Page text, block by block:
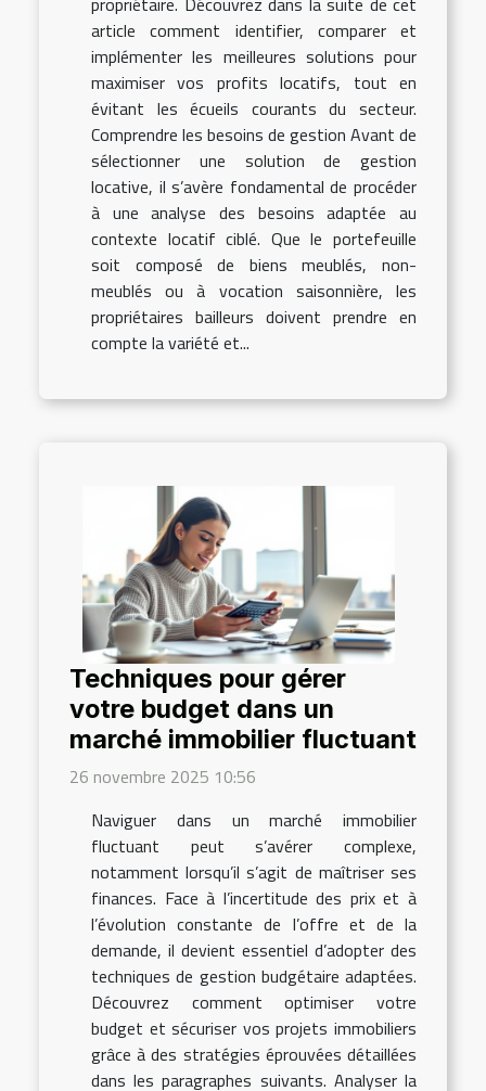
article comment identifier, comparer et
implémenter les meilleures solutions pour
maximiser vos profits locatifs, tout en
évitant les écueils courants du secteur.
Comprendre les besoins de gestion Avant de
sélectionner une solution de gestion
locative, il s’avère fondamental de procéder
à une analyse des besoins adaptée au
contexte locatif ciblé. Que le portefeuille
soit composé de biens meublés, non-
meublés ou à vocation saisonnière, les
propriétaires bailleurs doivent prendre en
compte la variété et...
Techniques pour gérer
votre budget dans un
marché immobilier fluctuant
26 novembre 2025 10:56
Naviguer dans un marché immobilier
fluctuant peut s’avérer complexe,
notamment lorsqu’il s’agit de maîtriser ses
finances. Face à l’incertitude des prix et à
l’évolution constante de l’offre et de la
demande, il devient essentiel d’adopter des
techniques de gestion budgétaire adaptées.
Découvrez comment optimiser votre
budget et sécuriser vos projets immobiliers
grâce à des stratégies éprouvées détaillées
dans les paragraphes suivants. Analyser la